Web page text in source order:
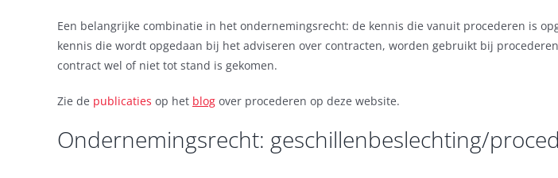
Een belangrijke combinatie in het ondernemingsrecht: de kennis die vanuit procederen is
kennis die wordt opgedaan bij het adviseren over contracten, worden gebruikt bij
contract wel of niet tot stand is gekomen.
Zie de publicaties op het blog over procederen op deze website.
Ondernemingsrecht: geschillenbeslechting/